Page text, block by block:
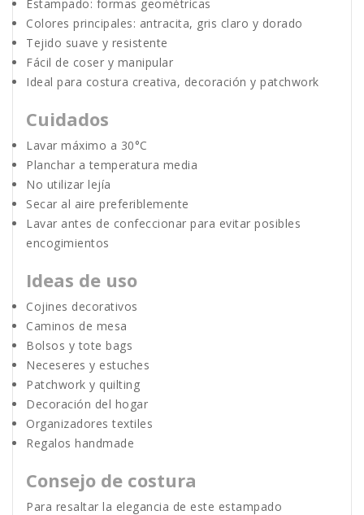
Estampado: formas geométricas
Colores principales: antracita, gris claro y dorado
Tejido suave y resistente
Fácil de coser y manipular
Ideal para costura creativa, decoración y patchwork
Cuidados
Lavar máximo a 30°C
Planchar a temperatura media
No utilizar lejía
Secar al aire preferiblemente
Lavar antes de confeccionar para evitar posibles
encogimientos
Ideas de uso
Cojines decorativos
Caminos de mesa
Bolsos y tote bags
Neceseres y estuches
Patchwork y quilting
Decoración del hogar
Organizadores textiles
Regalos handmade
Consejo de costura
Para resaltar la elegancia de este estampado